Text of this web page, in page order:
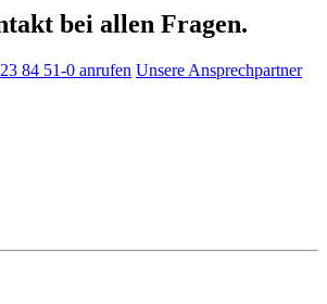
bei allen Fragen.
84 51-0 anrufen Unsere Ansprechpartner